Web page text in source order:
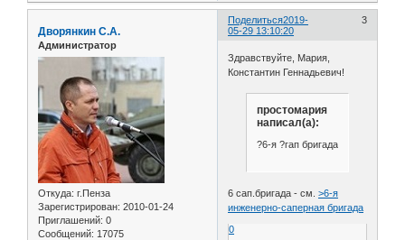
Поделиться 3
2019-
05-29 13:10:20
Дворянкин С.А.
Администратор
Откуда: г.Пенза
Зарегистрирован: 2010-01-24
Приглашений: 0
Сообщений: 17075
Здравствуйте, Мария,
Константин Геннадьевич!
простомария
написал(а):
?6-я ?гап бригада
6 сап.бригада - см.>6-я
инженерно-саперная бригада
0